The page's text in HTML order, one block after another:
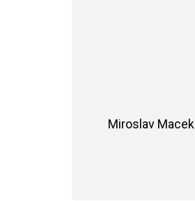
Miroslav Macek